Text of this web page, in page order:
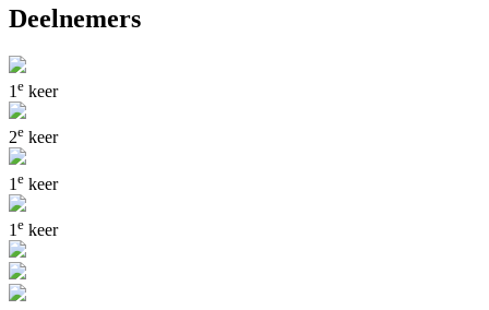
Deelnemers
1 e keer
2e keer
1 e keer
1 e keer